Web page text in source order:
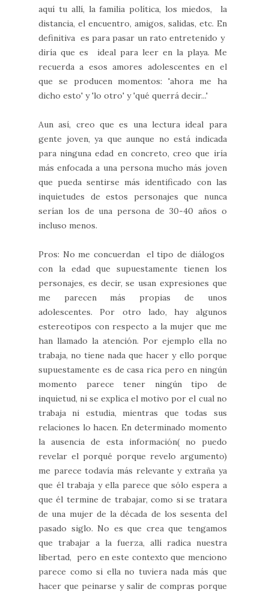
aquí tu allí, la familia política, los miedos, la
distancia, el encuentro, amigos, salidas, etc. En
definitiva es para pasar un rato entretenido y
diría que es ideal para leer en la playa. Me
recuerda a esos amores adolescentes en el
que se producen momentos: 'ahora me ha
dicho esto' y 'lo otro' y 'qué querrá decir...'
Aun así, creo que es una lectura ideal para
gente joven, ya que aunque no está indicada
para ninguna edad en concreto, creo que iría
más enfocada a una persona mucho más joven
que pueda sentirse más identificado con las
inquietudes de estos personajes que nunca
serían los de una persona de 30-40 años o
incluso menos.
Pros: No me concuerdan el tipo de diálogos
con la edad que supuestamente tienen los
personajes, es decir, se usan expresiones que
me parecen más propias de unos
adolescentes. Por otro lado, hay algunos
estereotipos con respecto a la mujer que me
han llamado la atención. Por ejemplo ella no
trabaja, no tiene nada que hacer y ello porque
supuestamente es de casa rica pero en ningún
momento parece tener ningún tipo de
inquietud, ni se explica el motivo por el cual no
trabaja ni estudia, mientras que todas sus
relaciones lo hacen. En determinado momento
la ausencia de esta información( no puedo
revelar el porqué porque revelo argumento)
me parece todavía más relevante y extraña ya
que él trabaja y ella parece que sólo espera a
que él termine de trabajar, como si se tratara
de una mujer de la década de los sesenta del
pasado siglo. No es que crea que tengamos
que trabajar a la fuerza, allí radica nuestra
libertad, pero en este contexto que menciono
parece como si ella no tuviera nada más que
hacer que peinarse y salir de compras porque